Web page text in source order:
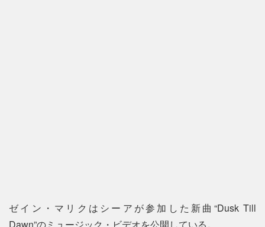
ゼイン・マリクはシーアが参加した新曲“Dusk Till